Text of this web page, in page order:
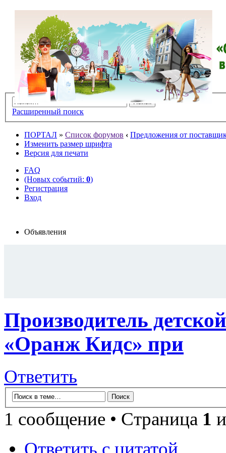
Расширенный поиск
ПОРТАЛ » Список форумов ‹ Предложения от
Изменить размер шрифта
Версия для печати
FAQ
(Новых событий: 0)
Регистрация
Вход
Объявления
Производитель
«Оранж Кидс» при
Ответить
1 сообщение • Страница 1
Ответить с цитатой